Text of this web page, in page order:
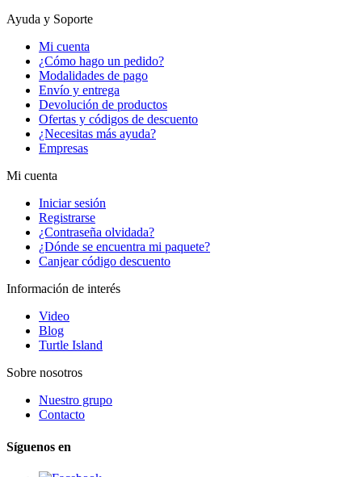
Ayuda y Soporte
Mi cuenta
¿Cómo hago un pedido?
Modalidades de pago
Envío y entrega
Devolución de productos
Ofertas y códigos de descuento
¿Necesitas más ayuda?
Empresas
Mi cuenta
Iniciar sesión
Registrarse
¿Contraseña olvidada?
¿Dónde se encuentra mi paquete?
Canjear código descuento
Información de interés
Video
Blog
Turtle Island
Sobre nosotros
Nuestro grupo
Contacto
Síguenos en